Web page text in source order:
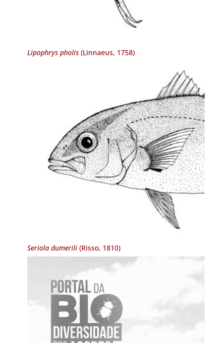
Lipophrys pholis(Linnaeus, 1758)
Seriola dumerili(Risso, 1810)